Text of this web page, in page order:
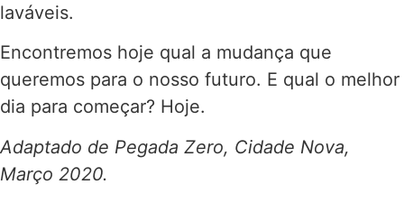
laváveis.
Encontremos hoje qual a mudança que
queremos para o nosso futuro. E qual o melhor
dia para começar? Hoje.
Adaptado de Pegada Zero, Cidade Nova,
Março 2020.